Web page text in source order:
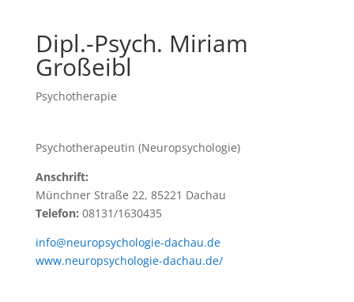
Dipl.-Psych. Miriam
Großeibl
Psychotherapie
Psychotherapeutin (Neuropsychologie)
Anschrift:
Münchner Straße 22, 85221 Dachau
Telefon: 08131/1630435
info@neuropsychologie-dachau.de
www.neuropsychologie-dachau.de/